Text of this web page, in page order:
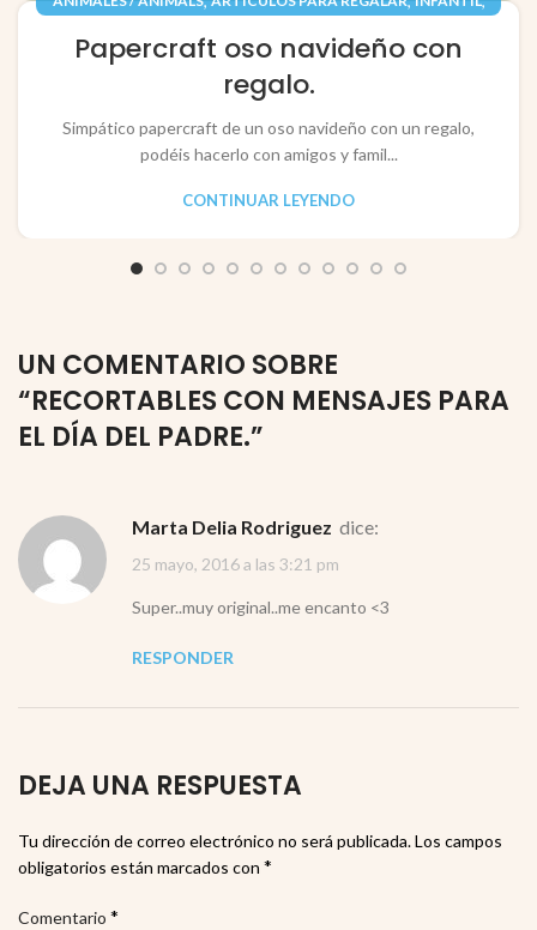
RECORTABLES PAPERCRAFT
Papercraft oso navideño con
regalo.
Simpático papercraft de un oso navideño con un regalo,
podéis hacerlo con amigos y famil...
CONTINUAR LEYENDO
UN COMENTARIO SOBRE
“RECORTABLES CON MENSAJES PARA
EL DÍA DEL PADRE.”
Marta Delia Rodriguez dice:
25 mayo, 2016 a las 3:21 pm
Super..muy original..me encanto <3
RESPONDER
DEJA UNA RESPUESTA
Tu dirección de correo electrónico no será publicada.Los campos
obligatorios están marcados con *
Comentario *